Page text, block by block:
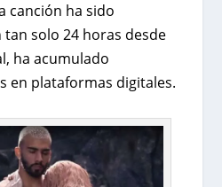
canción ha sido
solo 24 horas desde
ha acumulado
en plataformas digitales.